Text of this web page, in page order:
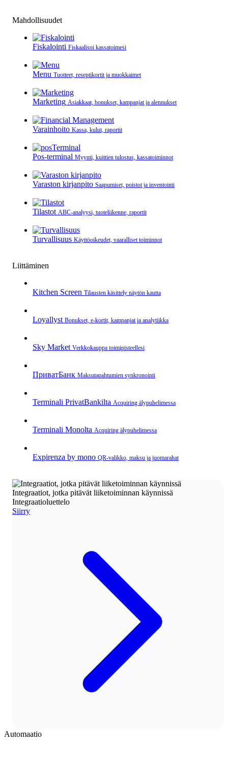
Mahdollisuudet
Fiskalointi Fiskaalisoi kassatoimesi
Menu Tuotteet, reseptikortit ja muokkaimet
Marketing Asiakkaat, bonukset, kampanjat ja alennukset
Varainhoito Kassa, kulut, raportit
Pos-terminal Myynti, kuittien tulostus, kassatoiminnot
Varaston kirjanpito Saapumiset, poistot ja inventointi
Tilastot ABC-analyysi, tuoteliikenne, raportit
Turvallisuus Käyttöoikeudet, vaaralliset toiminnot
Liittäminen
Kitchen Screen Tilausten käsittely näytön kautta
Loyallyst Bonukset, e‑kortit, kampanjat ja analytiikka
Sky Market Verkkokauppa toimipisteellesi
ПриватБанк Maksutapahtumien synkronointi
Terminali PrivatBankilta Acquiring älypuhelimessa
Terminali Monolta Acquiring älypuhelimessa
Expirenza by mono QR‑valikko, maksu ja juomarahat
Integraatiot, jotka pitävät liiketoiminnan käynnissä
Integraatioluettelo
Siirry
Automaatio